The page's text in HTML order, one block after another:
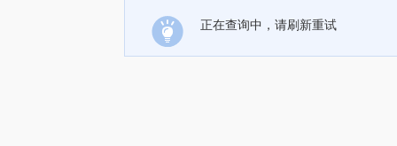
正在查询中，请刷新重试